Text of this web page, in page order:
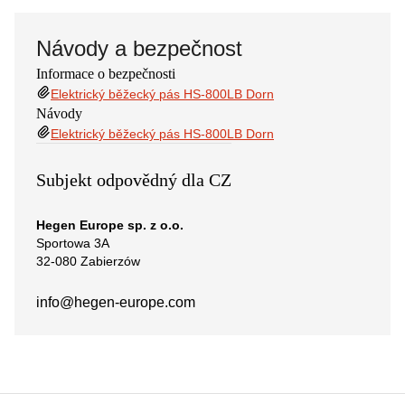
Návody a bezpečnost
Informace o bezpečnosti
Elektrický běžecký pás HS-800LB Dorn
Návody
Elektrický běžecký pás HS-800LB Dorn
Subjekt odpovědný dla CZ
Hegen Europe sp. z o.o.
Sportowa 3A
32-080 Zabierzów
info@hegen-europe.com